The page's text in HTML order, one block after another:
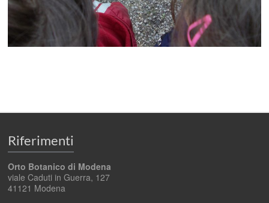
Riferimenti
Orto Botanico di Modena
viale Caduti in Guerra, 127
41121 Modena